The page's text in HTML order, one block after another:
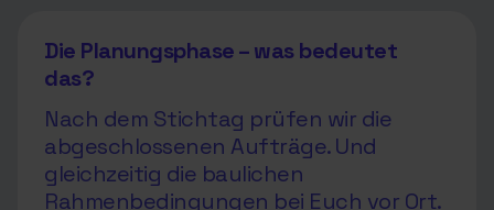
Die Planungsphase – was bedeutet
das?
Nach dem Stichtag prüfen wir die
abgeschlossenen Aufträge. Und
gleichzeitig die baulichen
Rahmenbedingungen bei Euch vor Ort.